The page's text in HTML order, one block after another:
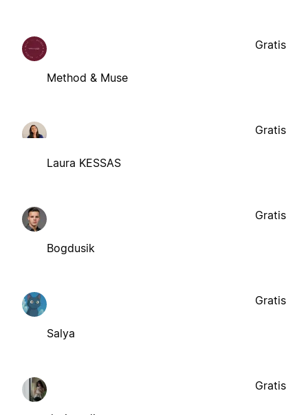
Method & Muse
Gratis
Laura KESSAS
Gratis
Bogdusik
Gratis
Salya
Gratis
Gratis